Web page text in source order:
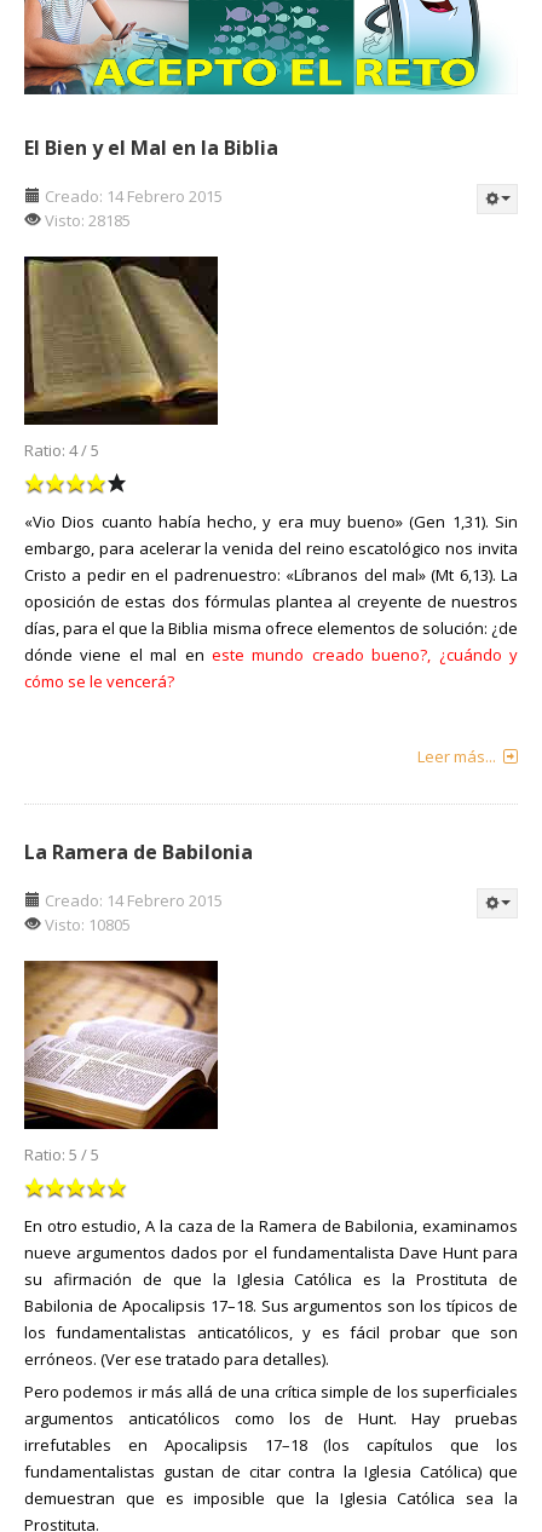
El Bien y el Mal en la Biblia
Creado: 14 Febrero 2015
Visto: 28185
Ratio: 4/5
«Vio Dios cuanto había hecho, y era muy bueno» (Gen 1,31). Sin
embargo, para acelerar la venida del reino escatológico nos invita
Cristo a pedir en el padrenuestro: «Líbranos del mal» (Mt 6,13). La
oposición de estas dos fórmulas plantea al creyente de nuestros
días, para el que la Biblia misma ofrece elementos de solución: ¿de
dónde viene el mal en este mundo creado bueno?, ¿cuándo y
cómo se le vencerá?
Leer más...
La Ramera de Babilonia
Creado: 14 Febrero 2015
Visto: 10805
Ratio: 5 /5
En otro estudio, A la caza de la Ramera de Babilonia, examinamos
nueve argumentos dados por el fundamentalista Dave Hunt para
su afirmación de que la Iglesia Católica es la Prostituta de
Babilonia de Apocalipsis 17–18. Sus argumentos son los típicos de
los fundamentalistas anticatólicos, y es fácil probar que son
erróneos. (Ver ese tratado para detalles).
Pero podemos ir más allá de una crítica simple de los superficiales
argumentos anticatólicos como los de Hunt. Hay pruebas
irrefutables en Apocalipsis 17–18 (los capítulos que los
fundamentalistas gustan de citar contra la Iglesia Católica) que
demuestran que es imposible que la Iglesia Católica sea la
Prostituta.